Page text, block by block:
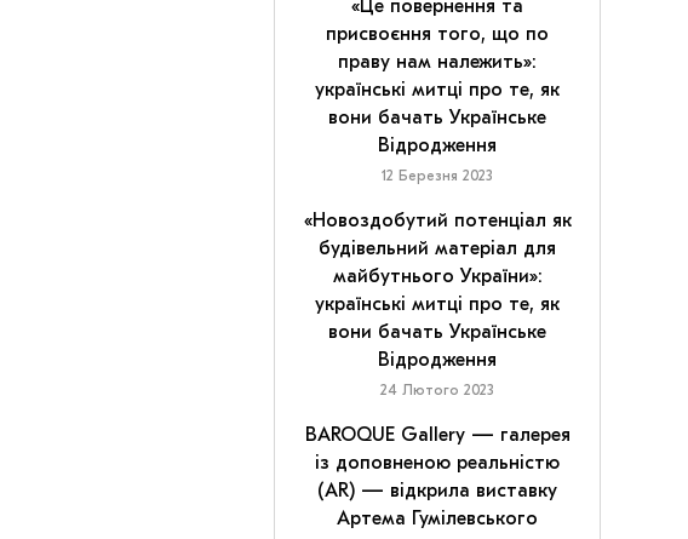
«Це повернення та
присвоєння того, що по
праву нам належить»:
українські митці про те, як
вони бачать Українське
Відродження
12 Березня 2023
«Новоздобутий потенціал як
будівельний матеріал для
майбутнього України»:
українські митці про те, як
вони бачать Українське
Відродження
24 Лютого 2023
BAROQUE Gallery — галерея
із доповненою реальністю
(AR) — відкрила виставку
Артема Гумілевського